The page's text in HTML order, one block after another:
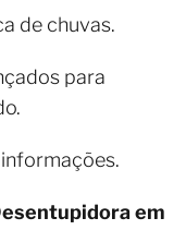
de chuvas.
para
em